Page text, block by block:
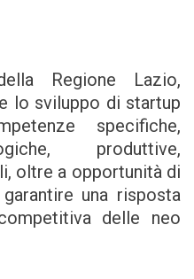
Regione Lazio,
lo sviluppo di startup
specifiche,
produttive,
oltre a opportunità di
una risposta
delle neo